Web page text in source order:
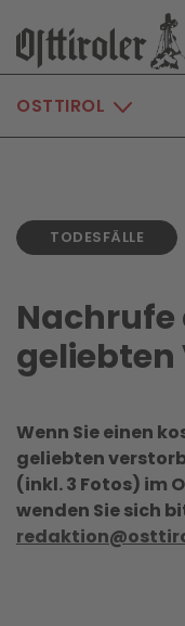
Skip to main
OSTTIROL
TODESFÄLLE
Nachrufe
geliebten
Wenn Sie einen
geliebten
(inkl. 3 Fotos) im
wenden Sie sich